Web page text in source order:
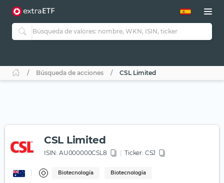
Búsqueda de acciones CSL Limited
CSL Limited
ISIN: AU000000CSL8 Ticker: CSJ
Biotecnología Biotecnología